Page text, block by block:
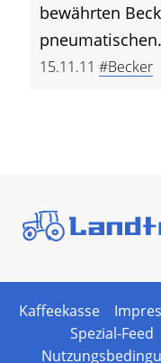
bewährten
15.11.11 #Becker
Kaffeekasse
Spezial-Feed